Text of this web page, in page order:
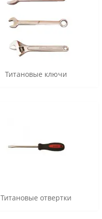
Титановые ключи
Титановые отвертки